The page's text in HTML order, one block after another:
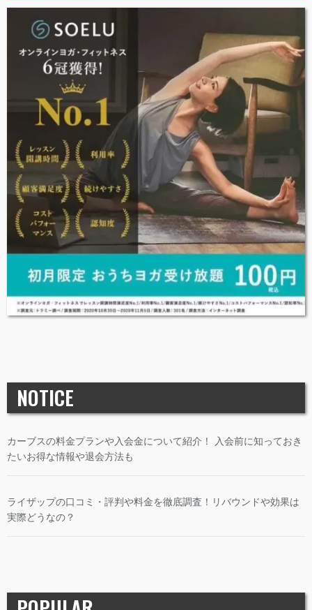
NOTICE
カーブスの料金プランや入会金について紹介！ 入会前に知っておき
たいお得な情報や退会方法も
ライザップの口コミ・評判や料金を徹底調査！リバウンドや効果は
実際どうなの？